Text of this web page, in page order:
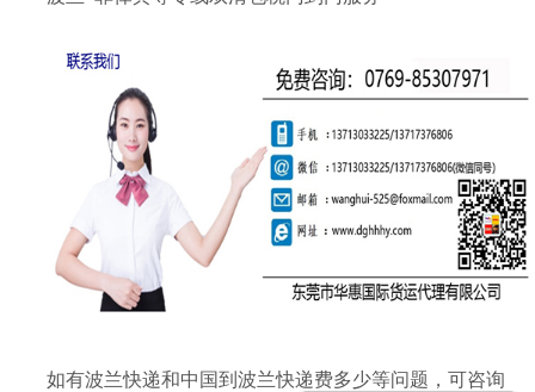
如有波兰快递和中国到波兰快递费多少等问题，可咨询